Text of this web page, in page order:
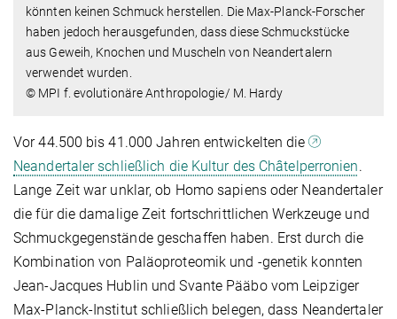
könnten keinen Schmuck herstellen. Die Max-Planck-Forscher
haben jedoch herausgefunden, dass diese Schmuckstücke
aus Geweih, Knochen und Muscheln von Neandertalern
verwendet wurden.
© MPI f. evolutionäre Anthropologie/ M. Hardy
Vor 44.500 bis 41.000 Jahren entwickelten die
Neandertaler schließlich die Kultur des Châtelperronien.
Lange Zeit war unklar, ob Homo sapiens oder Neandertaler
die für die damalige Zeit fortschrittlichen Werkzeuge und
Schmuckgegenstände geschaffen haben. Erst durch die
Kombination von Paläoproteomik und -genetik konnten
Jean-Jacques Hublin und Svante Pääbo vom Leipziger
Max-Planck-Institut schließlich belegen, dass Neandertaler